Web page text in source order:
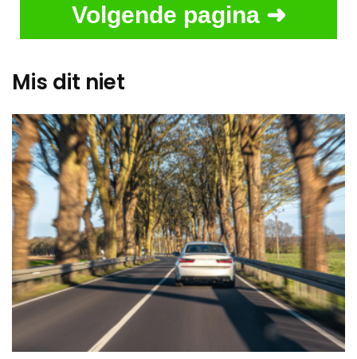
Volgende pagina ➜
Mis dit niet